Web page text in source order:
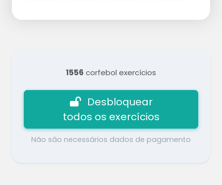
1556 corfebol exercícios
Desbloquear
todos os exercícios
Não são necessários dados de pagamento